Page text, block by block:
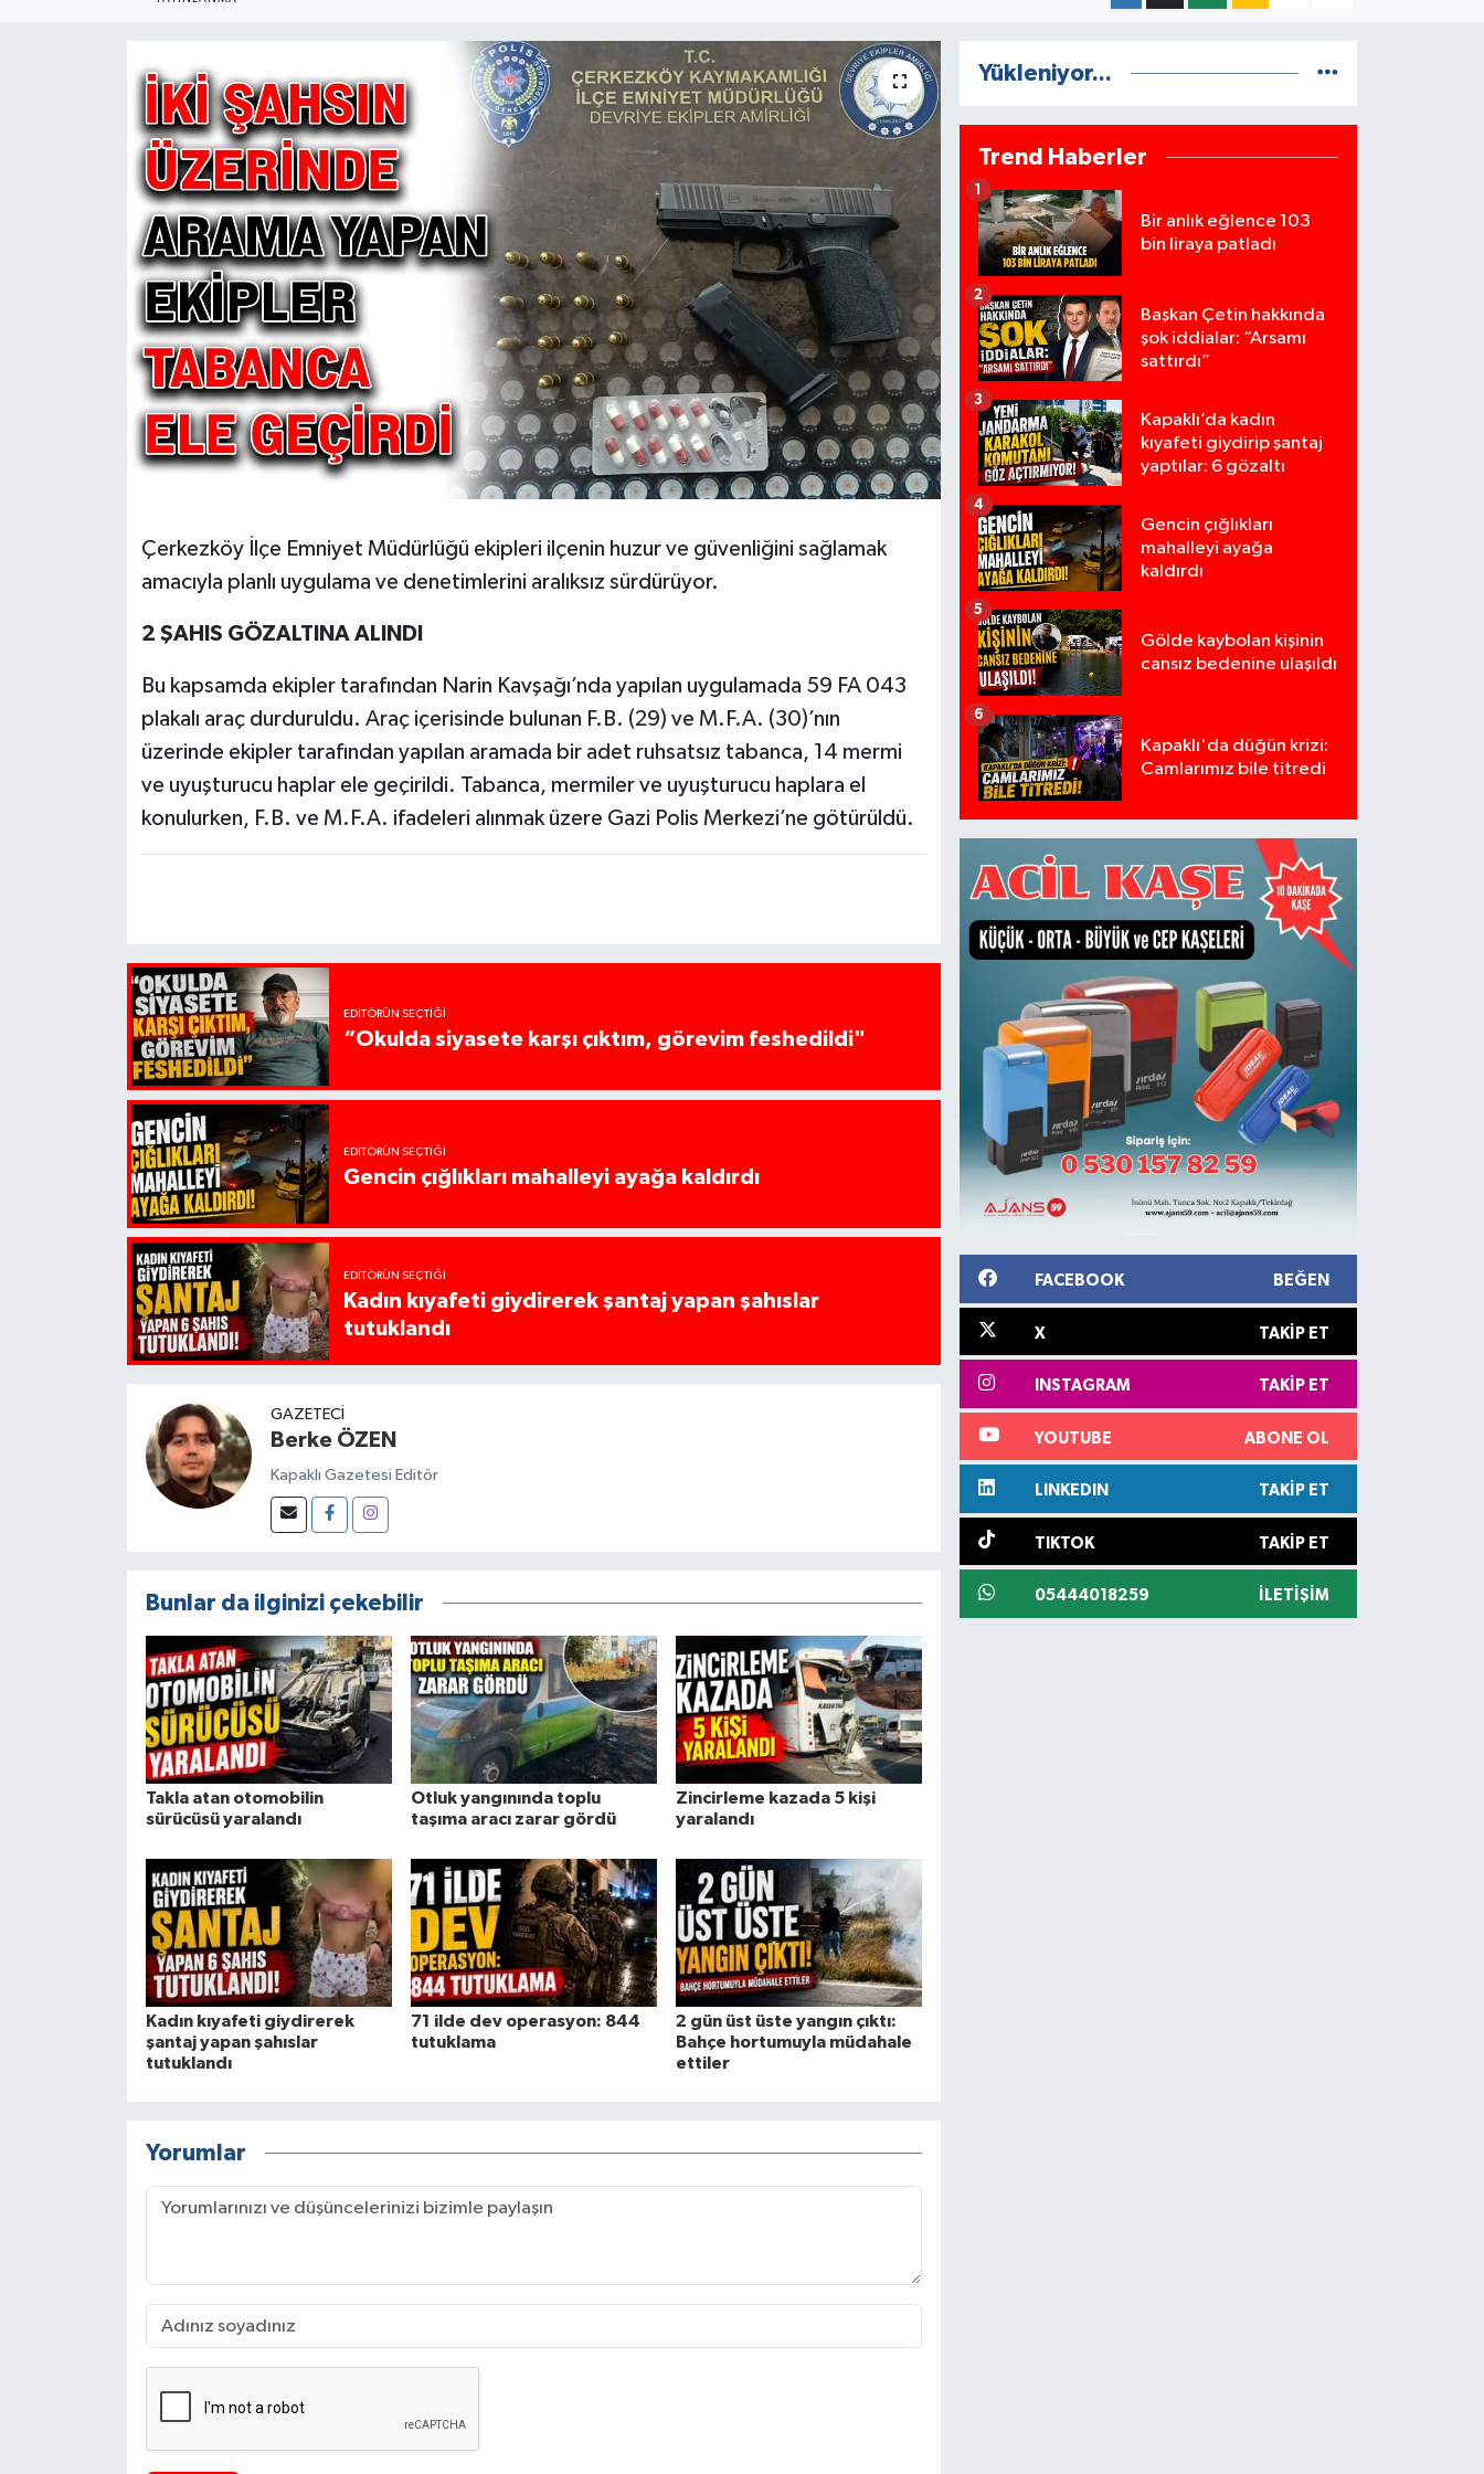
Çerkezköy İlçe Emniyet Müdürlüğü ekipleri ilçenin huzur ve güvenliğini sağlamak
amacıyla planlı uygulama ve denetimlerini aralıksız sürdürüyor.
2 ŞAHIS GÖZALTINA ALINDI
Bu kapsamda ekipler tarafından Narin Kavşağı’nda yapılan uygulamada 59 FA 043
plakalı araç durduruldu. Araç içerisinde bulunan F.B. (29) ve M.F.A. (30)’nın
üzerinde ekipler tarafından yapılan aramada bir adet ruhsatsız tabanca, 14 mermi
ve uyuşturucu haplar ele geçirildi. Tabanca, mermiler ve uyuşturucu haplara el
konulurken, F.B. ve M.F.A. ifadeleri alınmak üzere Gazi Polis Merkezi’ne götürüldü.
EDITÖRÜN SEÇTIĞI
“Okulda siyasete karşı çıktım, görevim feshedildi"
EDITÖRÜN SEÇTIĞI
Gencin çığlıkları mahalleyi ayağa kaldırdı
EDITÖRÜN SEÇTIĞI
Kadın kıyafeti giydirerek şantaj yapan şahıslar
tutuklandı
GAZETECI
Berke ÖZEN
Kapaklı Gazetesi Editör
Bunlar da ilginizi çekebilir
Takla atan otomobilin
sürücüsü yaralandı
Otluk yangınında toplu
taşıma aracı zarar gördü
Zincirleme kazada 5 kişi
yaralandı
Kadın kıyafeti giydirerek
şantaj yapan şahıslar
tutuklandı
71 ilde dev operasyon: 844
tutuklama
2 gün üst üste yangın çıktı:
Bahçe hortumuyla müdahale
ettiler
Yorumlar
Yükleniyor...
Trend Haberler
Bir anlık eğlence 103
bin liraya patladı
1
Başkan Çetin hakkında
şok iddialar: “Arsamı
sattırdı”
2
Kapaklı’da kadın
kıyafeti giydirip şantaj
yaptılar: 6 gözaltı
3
Gencin çığlıkları
mahalleyi ayağa
kaldırdı
4
Gölde kaybolan kişinin
cansız bedenine ulaşıldı
5
Kapaklı'da düğün krizi:
Camlarımız bile titredi
6
FACEBOOK BEĞEN
X TAKIP ET
INSTAGRAM TAKIP ET
YOUTUBE ABONE OL
LINKEDIN TAKIP ET
TIKTOK TAKIP ET
05444018259 İLETIŞIM
Teknoloji